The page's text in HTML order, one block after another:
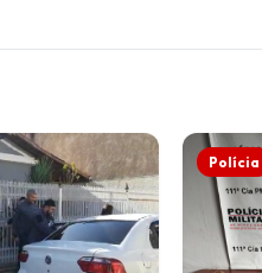
Polícia